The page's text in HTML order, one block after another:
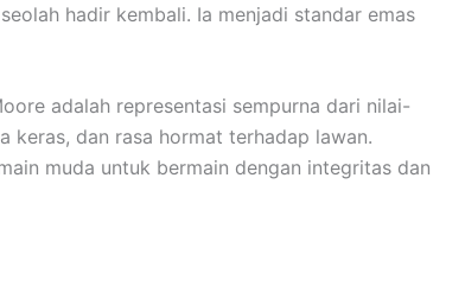
hadir kembali. Ia menjadi standar emas
adalah representasi sempurna dari nilai-
keras, dan rasa hormat terhadap lawan.
muda untuk bermain dengan integritas dan